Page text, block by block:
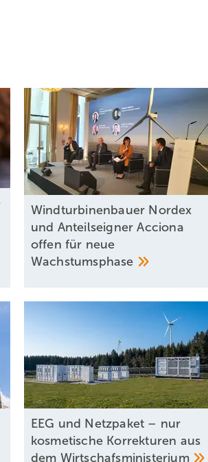
Windturbinenbauer Nordex
und Anteilseigner Acciona
offen für neue
Wachstumsphase
EEG und Netzpaket – nur
kosmetische Korrekturen aus
dem Wirtschafsministerium